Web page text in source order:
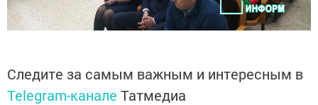
Следите за самым важным и интересным в
Telegram-канале Татмедиа